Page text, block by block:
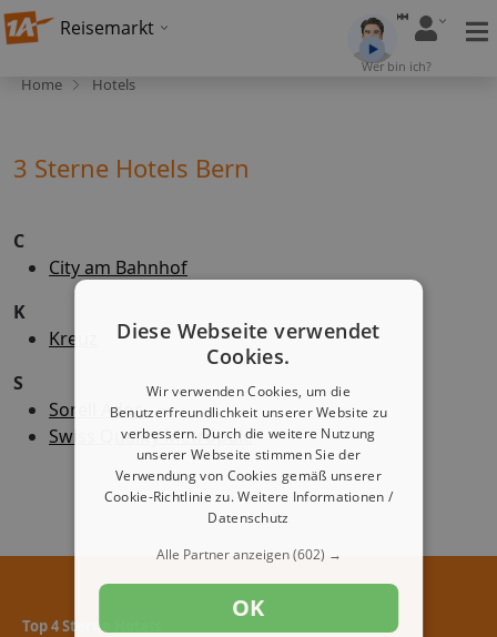
Reisemarkt
Wer bin ich?
Home Hotels
3 Sterne Hotels Bern
C
City am Bahnhof
K
Kreuz
S
Sorell Ador
Swiss Quality Metropole
Top 4 Sterne Hotels
Diese Webseite verwendet
Cookies.
Wir verwenden Cookies, um die
Benutzerfreundlichkeit unserer Website zu
verbessern. Durch die weitere Nutzung
unserer Webseite stimmen Sie der
Verwendung von Cookies gemäß unserer
Cookie-Richtlinie zu.Weitere Informationen /
Datenschutz
Alle Partner anzeigen(602) →
OK